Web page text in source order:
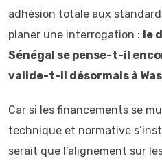
adhésion totale aux
planer une interrogation : le
Sénégal se pense-t-il
valide-t-il désormais à
Car si les financements se
technique et normative
serait que l’alignement sur